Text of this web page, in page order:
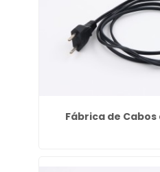
Fábrica de